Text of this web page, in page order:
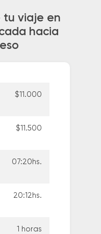
tu viaje en
hacia
$11.000
$11.500
07:20hs.
20:12hs.
1 horas